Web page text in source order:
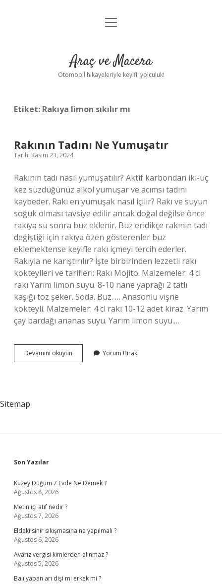
Anasayfa
Yasal Uyarı
menüyü
Araç ve Macera
Otomobil hikayeleriyle keyifli yolculuk!
Etiket: Rakıya limon sıkılır mı
Rakının Tadını Ne Yumuşatır
Tarih: Kasım 23, 2024
Rakının tadı nasıl yumuşatılır? Aktif karbondan iki-üç
kez süzdüğünüz alkol yumuşar ve acımsı tadını
kaybeder. Rakı en yumuşak nasıl içilir? Rakı ve suyun
soğuk olması tavsiye edilir ancak doğal değilse önce
rakıya su sonra buz eklenir. Buz eridikçe rakının tadı
değiştiği için rakıya özen gösterenler buz
eklemektense keyifle rakı içmeyi tercih ederler.
Rakıyla ne karıştırılır? İşte birbirinden lezzetli rakı
kokteylleri ve tarifleri: Rakı Mojito. Malzemeler: 4 cl
rakı Yarım limon suyu. 8-10 nane yaprağı 2 tatlı
kaşığı toz şeker. Soda. Buz. … Anasonlu vişne
kokteyli. Malzemeler: 4 cl rakı 10-12 adet kiraz. Yarım
çay bardağı ananas suyu. Yarım limon suyu.…
Devamını okuyun
Tadını
Yorum Bırak
Sitemap
Sidebar
Son Yazılar
Kuzey Düğüm 7 Evde Ne Demek ?
Ağustos 8, 2026
Metin içi atıf nedir ?
Ağustos 7, 2026
Eldeki sinir sıkışmasına ne yapılmalı ?
Ağustos 6, 2026
Avârız vergisi kimlerden alınmaz ?
Ağustos 5, 2026
Balı yapan arı dişi mi erkek mi ?